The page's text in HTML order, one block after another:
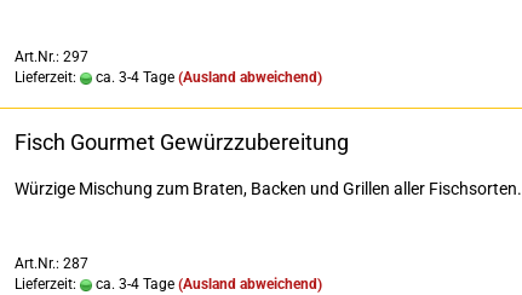
Art.Nr.: 297
Lieferzeit:
ca. 3-4 Tage (Ausland abweichend)
Fisch Gourmet Gewürzzubereitung
Würzige Mischung zum Braten, Backen und Grillen aller Fischsorten.
Art.Nr.: 287
Lieferzeit:
ca. 3-4 Tage (Ausland abweichend)